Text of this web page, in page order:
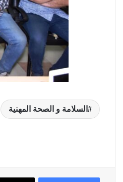
السلامة و الصحة المهنية